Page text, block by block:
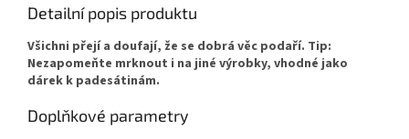
Detailní popis produktu
Všichni přejí a doufají, že se dobrá věc podaří. Tip:
Nezapomeňte mrknout i na jiné výrobky, vhodné jako
dárek k padesátinám.
Doplňkové parametry